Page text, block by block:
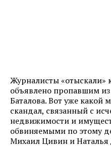
Журналисты «отыскали»
объявлено пропавшим из
Баталова. Вот уже какой
скандал, связанный с
недвижимости и
обвиняемыми по этому
Михаил Цивин и